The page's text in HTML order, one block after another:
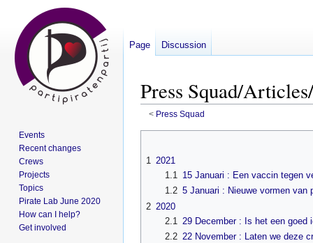
Press Squad/
< Press Squad
1 2021
1.1 15 Januari : Een vaccin tegen
1.2 5 Januari : Nieuwe vormen van
2 2020
2.1
29 December : Is het een goed
2.2 22 November : Laten we deze
Page Discussion
Events
Recent changes
Crews
Projects
Topics
Pirate Lab June 2020
How can I help?
Get involved